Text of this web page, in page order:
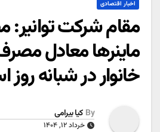
اخبار اقتصادی
مقام شرکت
خانوار در شبانه
By کیا بیرامی
خرداد ۱۲, ۱۴۰۴